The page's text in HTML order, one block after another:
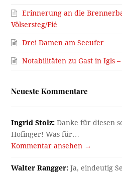
Erinnerung an die
Völsersteg/Fié
Drei Damen am Seeufer
Notabilitäten zu Gast in Igls
Neueste Kommentare
Ingrid Stolz: Danke für diesen
Hofinger! Was für…
Kommentar ansehen →
Walter Rangger: Ja, eindeutig